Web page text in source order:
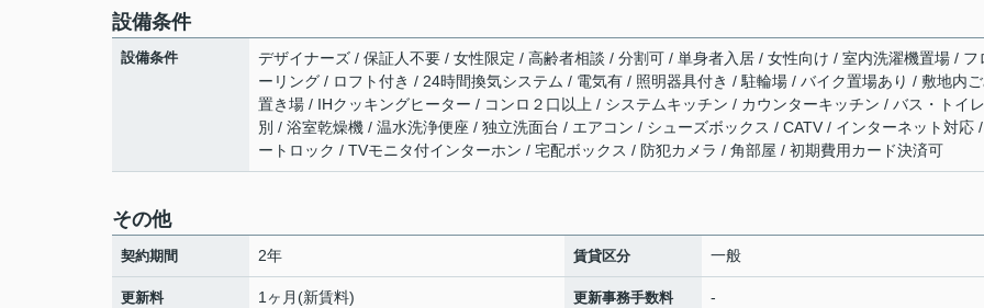
設備条件
設備条件
デザイナーズ / 保証人不要 / 女性限定 / 高齢者相談 / 分割可 / 単身者入居 / 女性向け / 室内洗濯機置場 / フ
ーリング / ロフト付き / 24時間換気システム / 電気有 / 照明器具付き / 駐輪場 / バイク置場あり / 敷地内
置き場 / IHクッキングヒーター / コンロ２口以上 / システムキッチン / カウンターキッチン / バス・トイレ
別 / 浴室乾燥機 / 温水洗浄便座 / 独立洗面台 / エアコン / シューズボックス / CATV / インターネット対応
ートロック / TVモニタ付インターホン / 宅配ボックス / 防犯カメラ / 角部屋 / 初期費用カード決済可
その他
契約期間 2年 賃貸区分 一般
更新料 1ヶ月(新賃料) 更新事務手数料 -